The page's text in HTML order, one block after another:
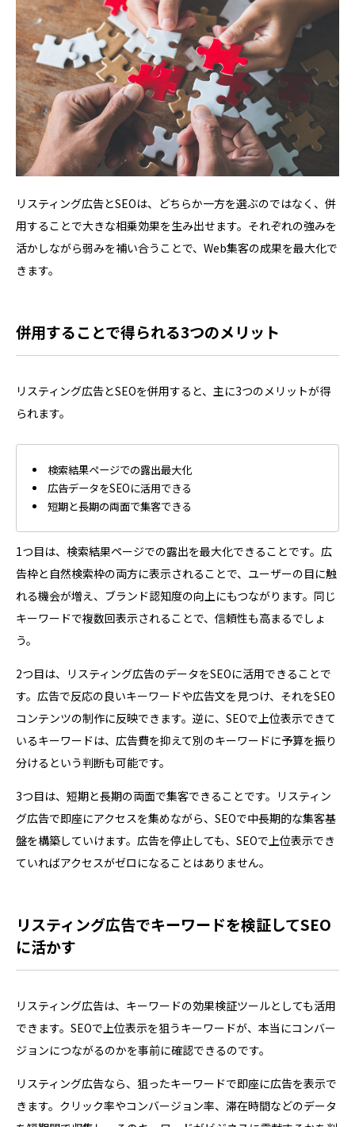
リスティング広告とSEOは、どちらか一方を選ぶのではなく、併
用することで大きな相乗効果を生み出せます。それぞれの強みを
活かしながら弱みを補い合うことで、Web集客の成果を最大化で
きます。
併用することで得られる3つのメリット
リスティング広告とSEOを併用すると、主に3つのメリットが得
られます。
検索結果ページでの露出最大化
広告データをSEOに活用できる
短期と長期の両面で集客できる
1つ目は、検索結果ページでの露出を最大化できることです。広
告枠と自然検索枠の両方に表示されることで、ユーザーの目に触
れる機会が増え、ブランド認知度の向上にもつながります。同じ
キーワードで複数回表示されることで、信頼性も高まるでしょ
う。
2つ目は、リスティング広告のデータをSEOに活用できることで
す。広告で反応の良いキーワードや広告文を見つけ、それをSEO
コンテンツの制作に反映できます。逆に、SEOで上位表示できて
いるキーワードは、広告費を抑えて別のキーワードに予算を振り
分けるという判断も可能です。
3つ目は、短期と長期の両面で集客できることです。リスティン
グ広告で即座にアクセスを集めながら、SEOで中長期的な集客基
盤を構築していけます。広告を停止しても、SEOで上位表示でき
ていればアクセスがゼロになることはありません。
リスティング広告でキーワードを検証してSEO
に活かす
リスティング広告は、キーワードの効果検証ツールとしても活用
できます。SEOで上位表示を狙うキーワードが、本当にコンバー
ジョンにつながるのかを事前に確認できるのです。
リスティング広告なら、狙ったキーワードで即座に広告を表示で
きます。クリック率やコンバージョン率、滞在時間などのデータ